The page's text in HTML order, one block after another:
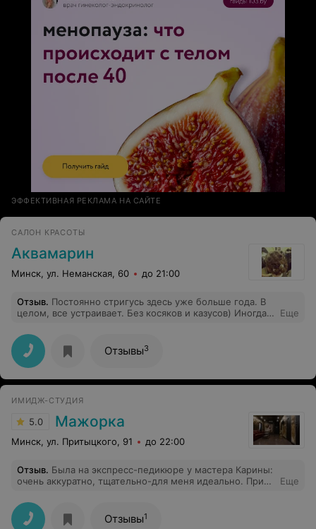
ЭФФЕКТИВНАЯ РЕКЛАМА НА САЙТЕ
САЛОН КРАСОТЫ
Аквамарин
Минск, ул. Неманская, 60 до 21:00
Отзыв. Постоянно стригусь здесь уже больше года. В
целом, все устраивает. Без косяков и казусов) Иногда,
моей головой, процесс затягивается
Еще
Отзывы3
ИМИДЖ-СТУДИЯ
5.0 Мажорка
Минск, ул. Притыцкого, 91 до 22:00
Отзыв. Была на экспресс-педикюре у мастера Карины:
очень аккуратно, тщательно-для меня идеально. При
красивый(салонный, а не парикмахерской)
Еще
Отзывы1